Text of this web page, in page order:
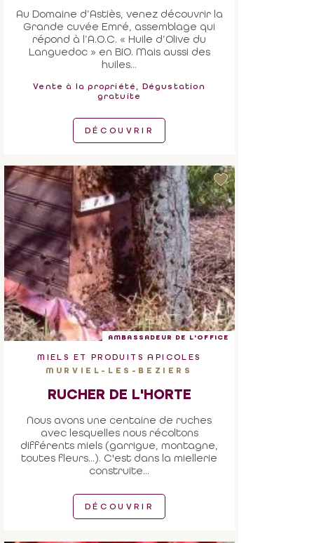
Au Domaine d’Astiès, venez découvrir la
Grande cuvée Emré, assemblage qui
répond à l’A.O.C. « Huile d’Olive du
Languedoc » en BIO. Mais aussi des
huiles...
Vente à la propriété, Dégustation
gratuite
DÉCOUVRIR
AMBASSADEUR DE L'OFFICE
MIELS ET PRODUITS APICOLES
MURVIEL-LES-BEZIERS
RUCHER DE L'HORTE
Nous avons une centaine de ruches
avec lesquelles nous récoltons
différents miels (garrigue, montagne,
toutes fleurs...). C'est dans la miellerie
construite...
DÉCOUVRIR